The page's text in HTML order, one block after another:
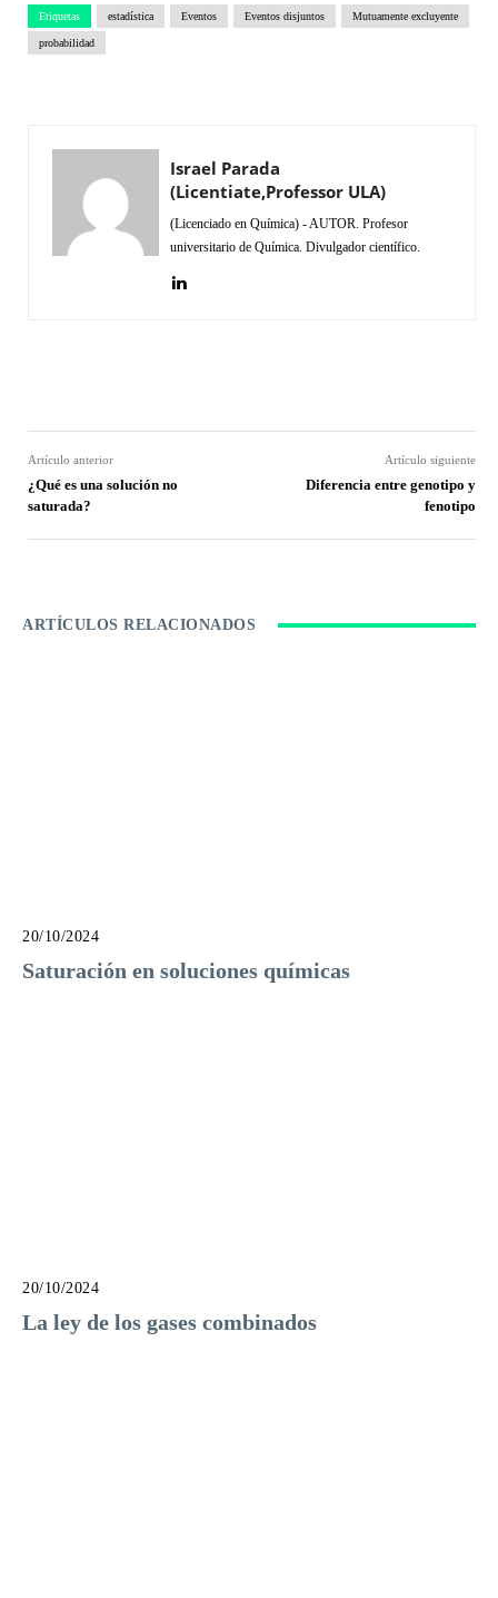
Etiquetas estadística Eventos Eventos disjuntos Mutuamente excluyente
probabilidad
Israel Parada
(Licentiate,Professor ULA)
(Licenciado en Química) - AUTOR. Profesor
universitario de Química. Divulgador científico.
Artículo anterior
¿Qué es una solución no
saturada?
Artículo siguiente
Diferencia entre genotipo y
fenotipo
ARTÍCULOS RELACIONADOS
20/10/2024
Saturación en soluciones químicas
20/10/2024
La ley de los gases combinados